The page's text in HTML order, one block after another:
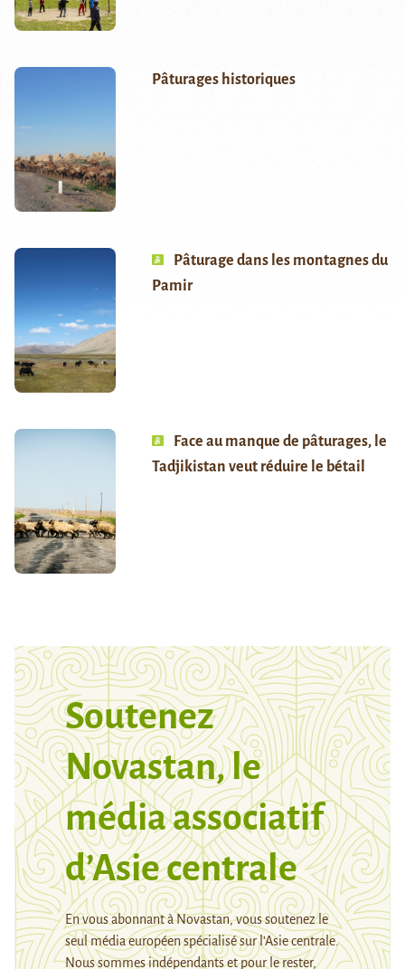
Pâturages historiques
Pâturage dans les montagnes du
Pamir
Face au manque de pâturages, le
Tadjikistan veut réduire le bétail
Soutenez
Novastan, le
média associatif
d’Asie centrale
En vous abonnant à Novastan, vous soutenez le
seul média européen spécialisé sur l’Asie centrale.
Nous sommes indépendants et pour le rester,